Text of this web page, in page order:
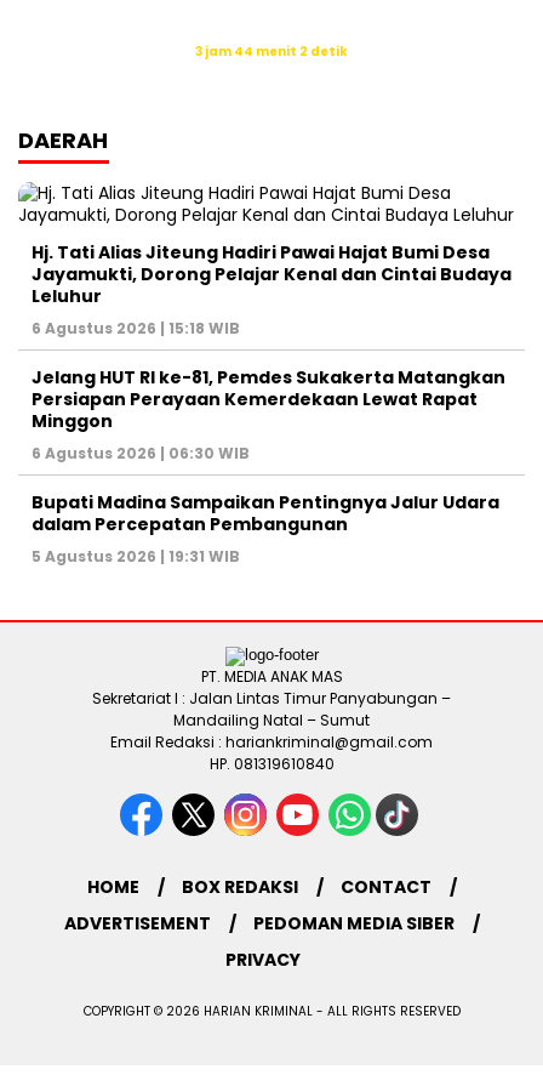
3 jam 44 menit 1 detik
DAERAH
Hj. Tati Alias Jiteung Hadiri Pawai Hajat Bumi Desa
Jayamukti, Dorong Pelajar Kenal dan Cintai Budaya
Leluhur
6 Agustus 2026 | 15:18 WIB
Jelang HUT RI ke-81, Pemdes Sukakerta Matangkan
Persiapan Perayaan Kemerdekaan Lewat Rapat
Minggon
6 Agustus 2026 | 06:30 WIB
Bupati Madina Sampaikan Pentingnya Jalur Udara
dalam Percepatan Pembangunan
5 Agustus 2026 | 19:31 WIB
PT. MEDIA ANAK MAS
Sekretariat I : Jalan Lintas Timur Panyabungan –
Mandailing Natal – Sumut
Email Redaksi : hariankriminal@gmail.com
HP. 081319610840
HOME BOX REDAKSI
CONTACT
ADVERTISEMENT
PEDOMAN MEDIA SIBER
PRIVACY
COPYRIGHT © 2026 HARIAN KRIMINAL - ALL RIGHTS RESERVED